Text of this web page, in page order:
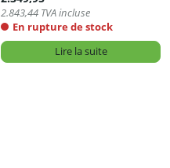
2.843,44 TVA incluse
En rupture de stock
Lire la suite